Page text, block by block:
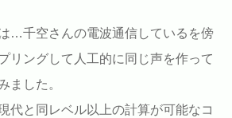
…千空さんの電波通信しているを傍
リングして人工的に同じ声を作って
ました。
代と同レベル以上の計算が可能なコ